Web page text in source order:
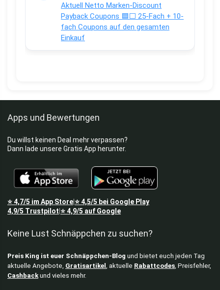
Aktuell Netto Marken-Discount
Payback Coupons 🟦⬜ 25-Fach + 10-
fach Coupons auf den gesamten
Einkauf
Apps und Bewertungen
Du willst keinen Deal mehr verpassen?
Dann lade unsere Gratis App herunter.
⭐4,7/5 im App Store⭐4,5/5 bei Google Play
4,9/5 Trustpilot ⭐4,9/5 auf Google
Keine Lust Schnäppchen zu suchen?
Preis King ist euer Schnäppchen-Blog und bietet euch jeden Tag
aktuelle Angebote, Gratisartikel , aktuelle Rabattcodes , Preisfehler,
Cashback und vieles mehr.